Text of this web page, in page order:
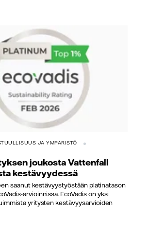
JA YMPÄRISTÖ
joukosta Vattenfall
kestävyydessä
saanut kestävyystyöstään platinatason
arvioinnissa. EcoVadis on yksi
yritysten kestävyysarvioiden